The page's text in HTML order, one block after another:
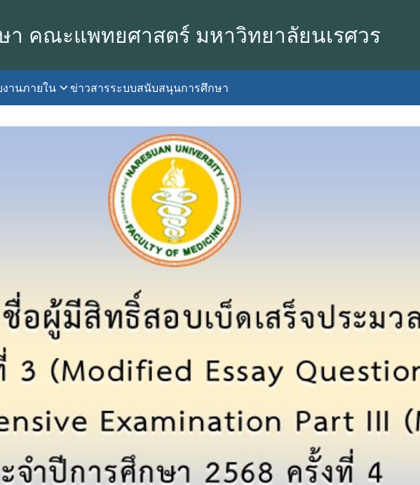
า คณะแพทยศาสตร์ มหาวิทยาลัยนเรศวร
านภายใน ข่าวสารระบบสนับสนุนการศึกษา
for: